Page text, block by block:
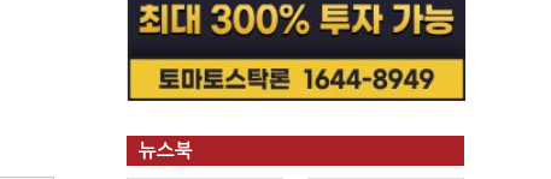
뉴스북